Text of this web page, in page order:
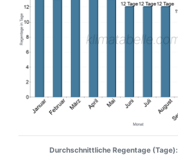
Durchschnittliche Regentage (Tage):